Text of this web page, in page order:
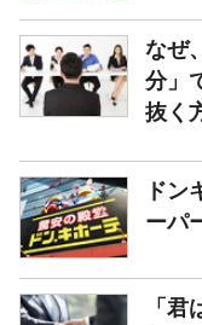
なぜ
分」
抜く
ドン
ーパ
「